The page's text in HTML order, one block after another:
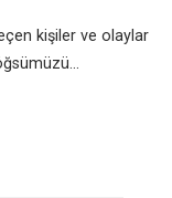
kişiler ve olaylar
...